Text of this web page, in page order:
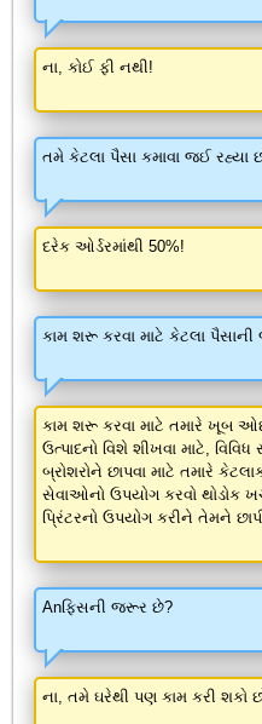
ના, કોઈ ફી નથી!
તમે કેટલા પૈસા કમાવા જઈ રહ્યા
દરેક ઓર્ડરમાંથી 50%!
કામ શરૂ કરવા માટે કેટલા
કામ શરૂ કરવા માટે તમારે ખૂબ
ઉત્પાદનો વિશે શીખવા માટે,
બ્રોશરોને છાપવા માટે તમારે
સેવાઓનો ઉપયોગ કરવો થોડોક
પ્રિંટરનો ઉપયોગ કરીને તેમને
Anફિસની જરૂર છે?
ના, તમે ઘરેથી પણ કામ કરી શકો